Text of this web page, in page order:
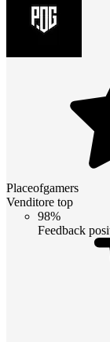
Placeofgamers
Venditore top
98%
Feedback